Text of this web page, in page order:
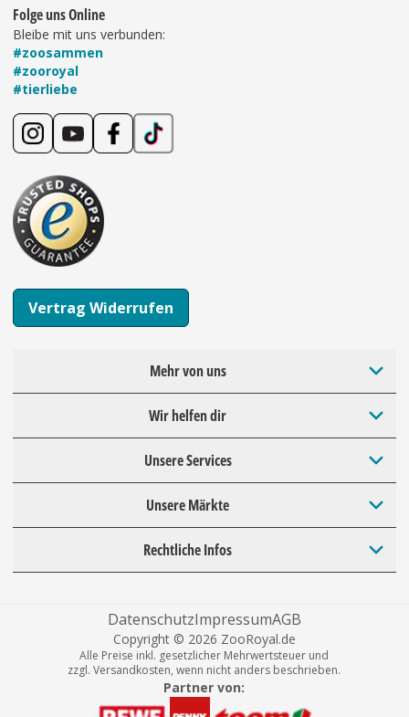
Folge uns Online
Bleibe mit uns verbunden:
#zoosammen
#zooroyal
#tierliebe
Vertrag Widerrufen
Mehr von uns
Wir helfen dir
Unsere Services
Unsere Märkte
Rechtliche Infos
DatenschutzImpressumAGB
Copyright © 2026 ZooRoyal.de
Alle Preise inkl. gesetzlicher Mehrwertsteuer und
zzgl. Versandkosten, wenn nicht anders beschrieben.
Partner von: